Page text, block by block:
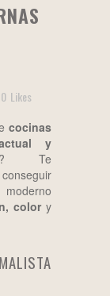
0 Likes
cocinas
y
Te
color y